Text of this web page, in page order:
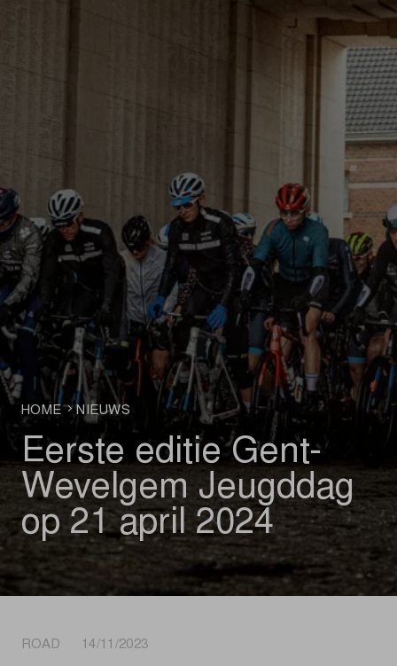
HOME NIEUWS
Eerste editie Gent-
Wevelgem Jeugddag
op 21 april 2024
ROAD 14/11/2023